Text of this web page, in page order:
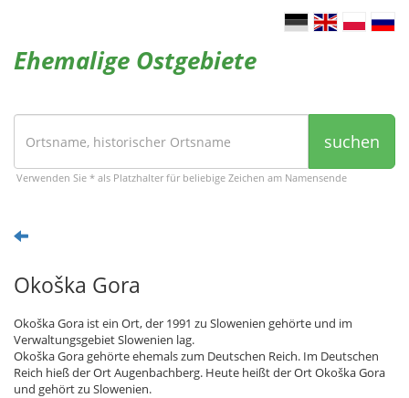
Ehemalige Ostgebiete
suchen
Verwenden Sie * als Platzhalter für beliebige Zeichen am Namensende
Okoška Gora
Okoška Gora ist ein Ort, der 1991 zu Slowenien gehörte und im
Verwaltungsgebiet Slowenien lag.
Okoška Gora gehörte ehemals zum Deutschen Reich. Im Deutschen
Reich hieß der Ort Augenbachberg. Heute heißt der Ort Okoška Gora
und gehört zu Slowenien.